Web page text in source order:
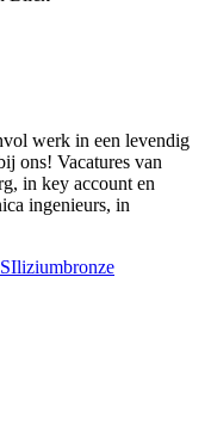
werk in een levendig
ons! Vacatures van
in key account en
ingenieurs, in